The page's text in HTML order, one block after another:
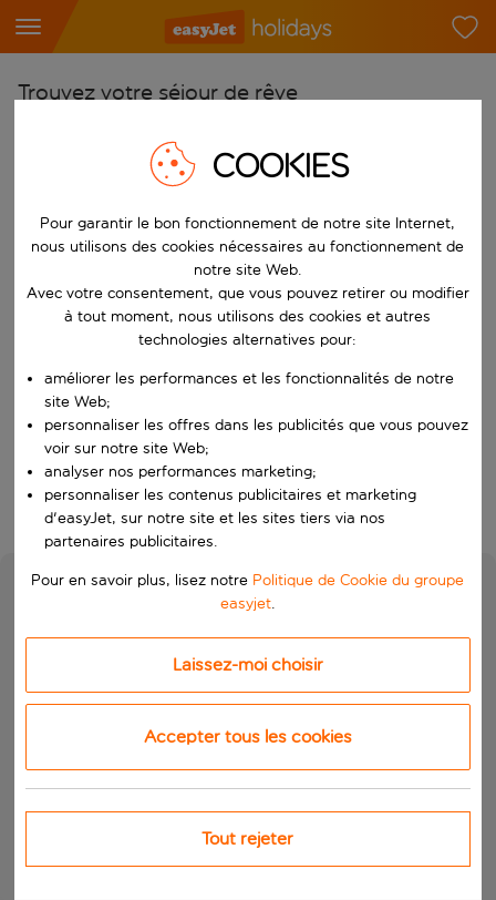
Trouvez votre séjour de rêve
Choisissez votre aéroport
Commencez à taper pour la saisie automatique. Lorsque les
Choisissez votre destination
Vers
Choisissez vos dates
Quand
Rechercher
COOKIES
Pour garantir le bon fonctionnement de notre site Internet,
nous utilisons des cookies nécessaires au fonctionnement de
notre site Web.
Avec votre consentement, que vous pouvez retirer ou modifier
à tout moment, nous utilisons des cookies et autres
technologies alternatives pour:
améliorer les performances et les fonctionnalités de notre
site Web;
personnaliser les offres dans les publicités que vous pouvez
voir sur notre site Web;
analyser nos performances marketing;
personnaliser les contenus publicitaires et marketing
d'easyJet, sur notre site et les sites tiers via nos
partenaires publicitaires.
Pour en savoir plus, lisez notre Politique de Cookie du groupe
easyjet.
Laissez-moi choisir
Accepter tous les cookies
Tout rejeter